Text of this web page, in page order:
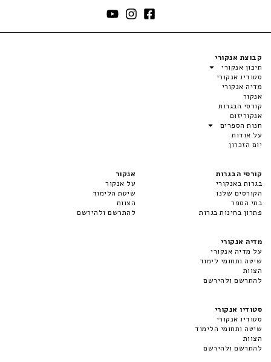
קבוצת אנקורי
תיכון אנקורי
סטודיו אנקורי
מדיה אנקורי
אנקור
קורסי הבגרות
אנקוריזום
חנות הספרים
על אודות
יום הזכרון
קורסי הבגרות
בגרות באנקורי
הקורסים שלנו
בתי הספר
פתרון בחינות בגרות
אנקור
על אנקור
שיטת הלימוד
הצוות
להתרשם ולהירשם
מדיה אנקורי
על מדיה אנקורי
שיטה ותחומי לימוד
הצוות
להתרשם ולהירשם
סטודיו אנקורי
סטודיו אנקורי
שיטה ותחומי הלימוד
הצוות
להתרשם ולהירשם